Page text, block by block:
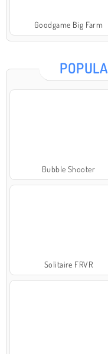
Goodgame Big Farm
Bubble Shooter
Solitaire FRVR